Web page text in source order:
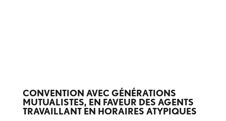
CONVENTION AVEC GÉNÉRATIONS
MUTUALISTES, EN FAVEUR DES AGENTS
TRAVAILLANT EN HORAIRES ATYPIQUES